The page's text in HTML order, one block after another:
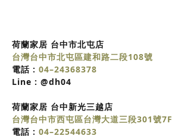
荷蘭家居 台中市北屯店
台灣台中市北屯區建和路二段108號
電話 : 04–24368378
Line : @dh04
荷蘭家居 台中新光三越店
台灣台中市西屯區台灣大道三段301號7F
電話 : 04–22544633